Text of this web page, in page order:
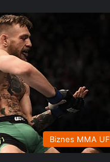
Biznes MMA